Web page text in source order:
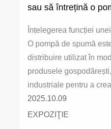
sau să întrețină o
Înțelegerea funcției
O pompă de spumă
distribuire utilizat în
produsele
industriale pentru a
2025.10.09
EXPOZIŢIE